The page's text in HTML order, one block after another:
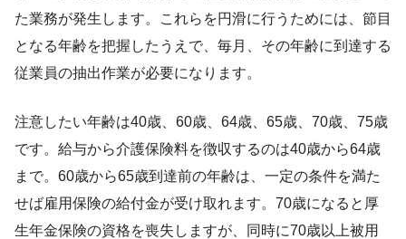
た業務が発生します。これらを円滑に行うためには、節目
となる年齢を把握したうえで、毎月、その年齢に到達する
従業員の抽出作業が必要になります。
注意したい年齢は40歳、60歳、64歳、65歳、70歳、75歳
です。給与から介護保険料を徴収するのは40歳から64歳
まで。60歳から65歳到達前の年齢は、一定の条件を満た
せば雇用保険の給付金が受け取れます。70歳になると厚
生年金保険の資格を喪失しますが、同時に70歳以上被用